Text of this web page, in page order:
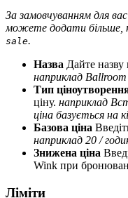
За замовчуванням для
можете додати більше,
sale.
Назва Дайте
наприклад
Тип
ціну. наприклад
ціна базується на
Базова ціна
наприклад 20 /
Знижена ціна
Wink при
Ліміти